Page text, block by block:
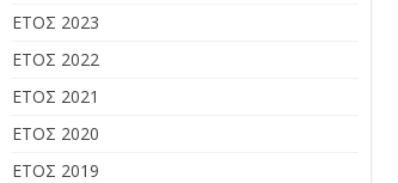
ΕΤΟΣ 2023
ΕΤΟΣ 2022
ΕΤΟΣ 2021
ΕΤΟΣ 2020
ΕΤΟΣ 2019